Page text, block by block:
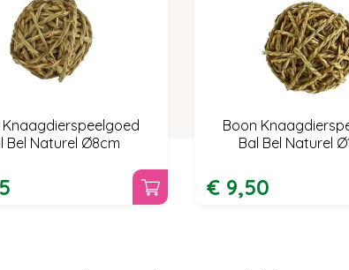
Knaagdierspeelgoed
Bel Naturel Ø8cm
Boon
Bal Bel Naturel
€ 9,50